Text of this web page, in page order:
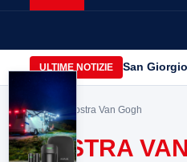
ULTIME NOTIZIE San
Home> Mostra Van Gogh
MOSTRA